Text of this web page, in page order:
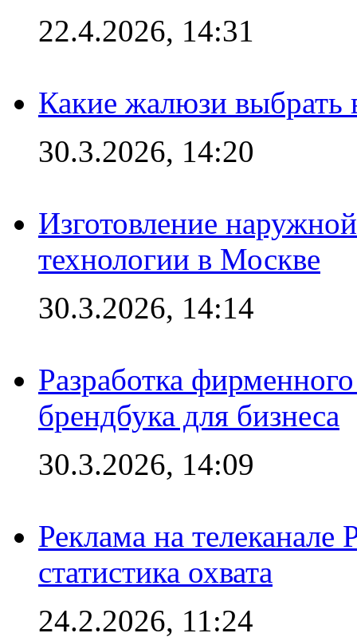
22.4.2026, 14:31
Какие жалюзи выбрать
30.3.2026, 14:20
Изготовление
технологии в Москве
30.3.2026, 14:14
Разработка
брендбука для бизнеса
30.3.2026, 14:09
Реклама на
статистика охвата
24.2.2026, 11:24